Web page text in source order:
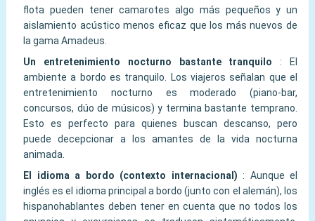
flota pueden tener camarotes algo más pequeños y un
aislamiento acústico menos eficaz que los más nuevos de
la gama Amadeus.
Un entretenimiento nocturno bastante tranquilo
:
El
ambiente a bordo es tranquilo. Los viajeros señalan que el
entretenimiento nocturno es moderado (piano-bar,
concursos, dúo de músicos) y termina bastante temprano.
Esto es perfecto para quienes buscan descanso, pero
puede decepcionar a los amantes de la vida nocturna
animada.
El idioma a bordo (contexto internacional) : Aunque el
inglés es el idioma principal a bordo (junto con el alemán), los
hispanohablantes deben tener en cuenta que no todos los